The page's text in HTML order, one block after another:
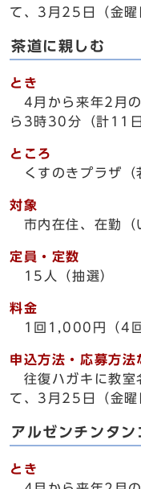
て、3月25日（金曜
茶道に親しむ
とき
4月から来年2月
ら3時30分（計11日
ところ
くすのきプラザ（
対象
市内在住、在勤（
定員・定数
15人（抽選）
料金
1回1,000円（4回
申込方法・応募方法
往復ハガキに教室
て、3月25日（金曜
アルゼンチンタン
とき